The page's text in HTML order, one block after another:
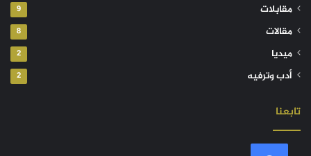
مقابلات 9
مقالات 8
ميديا 2
أدب وترفيه 2
تابعنا